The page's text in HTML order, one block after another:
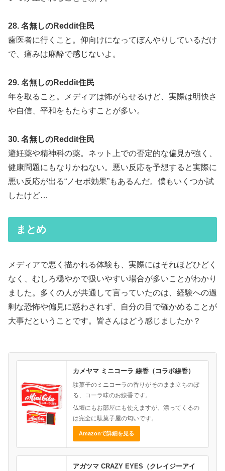
28. 名無しのReddit住民
歯医者に行くこと。仰向けになってぼんやりしているだけ
で、痛みは麻酔で感じないよ。
29. 名無しのReddit住民
年を取ること。メディアは怖がらせるけど、実際は明快さ
や自信、平和をもたらすことが多い。
30. 名無しのReddit住民
避妊薬や精神科の薬。ネット上での否定的な偏見が強く、
健康問題にもなりかねない。悪い反応を予想すると実際に
悪い反応が出る“ノセボ効果”もあるんだ。僕もいくつか試
したけど…
まとめ
メディアで悪く描かれる体験も、実際にはそれほどひどく
なく、むしろ穏やかで扱いやすい場合が多いことがわかり
ました。多くの人が共通して言っていたのは、経験への過
剰な恐怖や偏見に惑わされず、自分の目で確かめることが
大事だということです。皆さんはどう感じましたか？
カメヤマ ミニコーラ 線香（コラボ線香）
駄菓子のミニコーラの香りがそのまま立ちのぼ
る、コーラ味のお線香です。
仏壇にもお部屋にも使えますが、漂ってくるの
は完全に駄菓子屋の匂いです。
Amazonで詳細を見る
アガツマ CRAZY EYES（クレイジーアイ